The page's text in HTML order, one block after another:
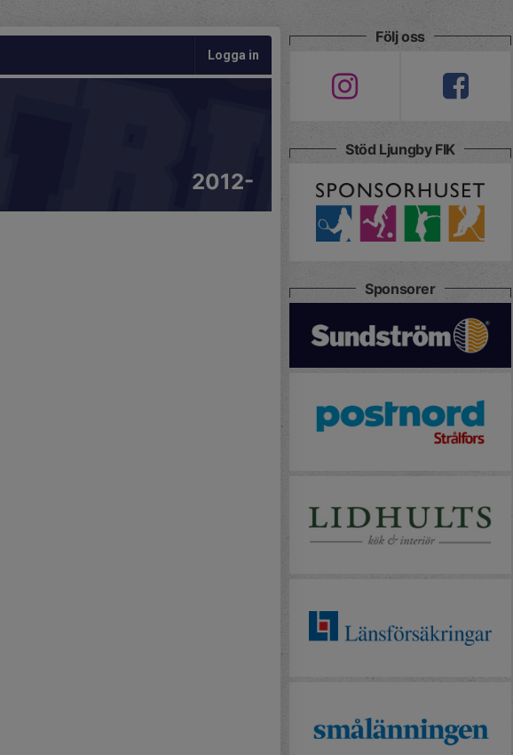
Logga in
2012-
Följ oss
Stöd Ljungby FIK
Sponsorer